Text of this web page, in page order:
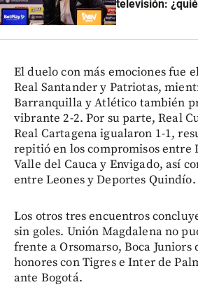
televisión:
El duelo con más emociones fue
Real Santander y Patriotas,
Barranquilla y Atlético también
vibrante 2-2. Por su parte, Real
Real Cartagena igualaron 1-1,
repitió en los compromisos entre
Valle del Cauca y Envigado, así
entre Leones y Deportes Quindío.
Los otros tres encuentros
sin goles. Unión Magdalena no
frente a Orsomarso, Boca
honores con Tigres e Inter de
ante Bogotá.